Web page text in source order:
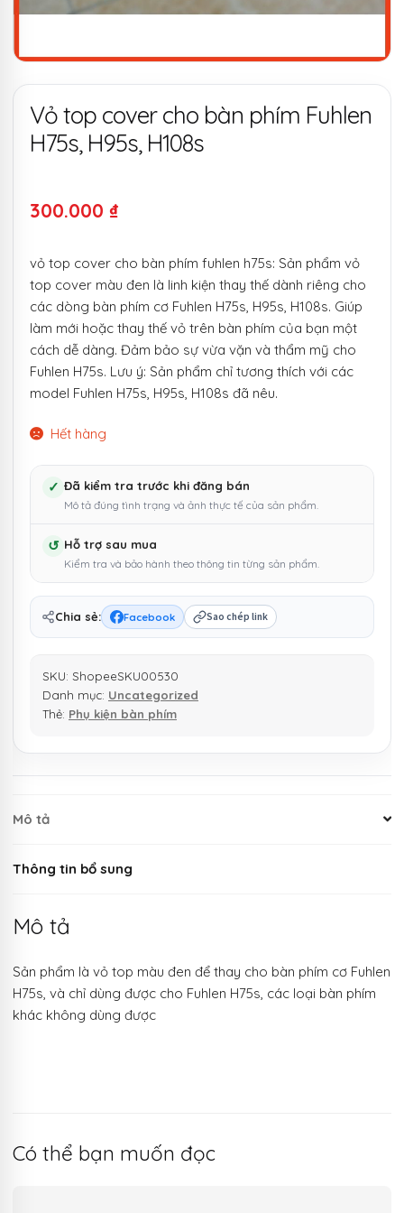
Vỏ top cover cho bàn phím Fuhlen
H75s, H95s, H108s
300.000 ₫
vỏ top cover cho bàn phím fuhlen h75s: Sản phẩm vỏ
top cover màu đen là linh kiện thay thế dành riêng cho
các dòng bàn phím cơ Fuhlen H75s, H95s, H108s. Giúp
làm mới hoặc thay thế vỏ trên bàn phím của bạn một
cách dễ dàng. Đảm bảo sự vừa vặn và thẩm mỹ cho
Fuhlen H75s. Lưu ý: Sản phẩm chỉ tương thích với các
model Fuhlen H75s, H95s, H108s đã nêu.
Hết hàng
✓ Đã kiểm tra trước khi đăng bán
Mô tả đúng tình trạng và ảnh thực tế của sản phẩm.
↺ Hỗ trợ sau mua
Kiểm tra và bảo hành theo thông tin từng sản phẩm.
Chia sẻ: Facebook Sao chép link
SKU: ShopeeSKU00530
Danh mục: Uncategorized
Thẻ: Phụ kiện bàn phím
Mô tả
Thông tin bổ sung
Mô tả
Sản phẩm là vỏ top màu đen để thay cho bàn phím cơ Fuhlen
H75s, và chỉ dùng được cho Fuhlen H75s, các loại bàn phím
khác không dùng được
Có thể bạn muốn đọc